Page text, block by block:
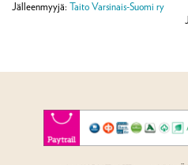
Jälleenmyyjä: Taito Varsinais-Suomi ry